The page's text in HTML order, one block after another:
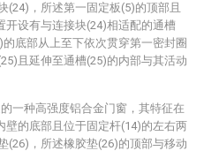
(24)，所述第一固定板(5)的顶部且
开设有与连接块(24)相适配的通槽
底部从上至下依次贯穿第一密封圈
且延伸至通槽(25)的内部与其活动
一种高强度铝合金门窗，其特征在
壁的底部且位于固定杆(14)的左右两
(26)，所述橡胶垫(26)的顶部与移动